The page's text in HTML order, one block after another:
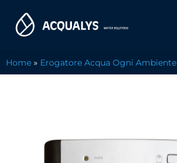
Home » Erogatore Acqua Ogni Ambiente